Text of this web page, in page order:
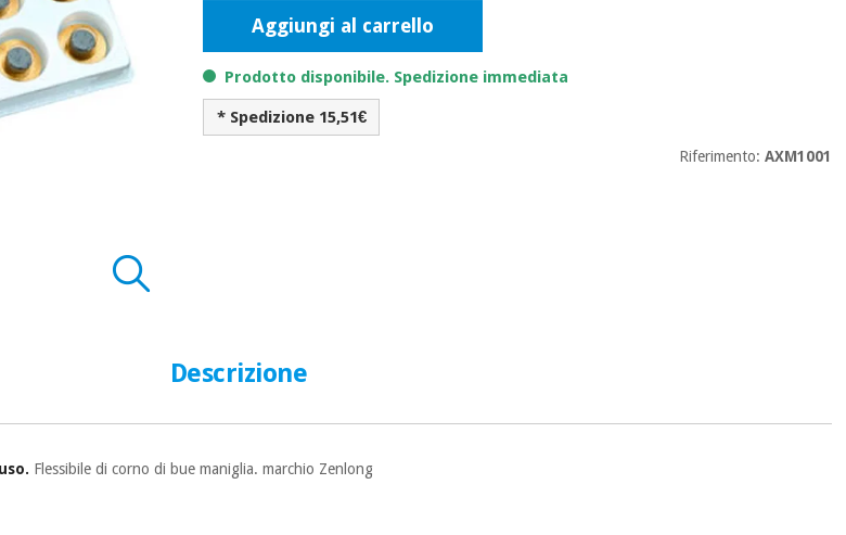
Aggiungi al carrello
Prodotto disponibile. Spedizione immediata
* Spedizione 15,51€
Riferimento: AXM1001
Descrizione
Flessibile di corno di bue maniglia. marchio Zenlong